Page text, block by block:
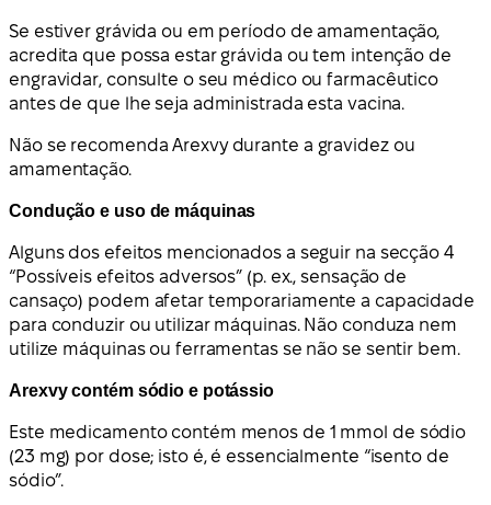
Se estiver grávida ou em período de amamentação,
acredita que possa estar grávida ou tem intenção de
engravidar, consulte o seu médico ou farmacêutico
antes de que lhe seja administrada esta vacina.
Não se recomenda Arexvy durante a gravidez ou
amamentação.
Condução e uso de máquinas
Alguns dos efeitos mencionados a seguir na secção 4
“Possíveis efeitos adversos” (p. ex., sensação de
cansaço) podem afetar temporariamente a capacidade
para conduzir ou utilizar máquinas. Não conduza nem
utilize máquinas ou ferramentas se não se sentir bem.
Arexvy contém sódio e potássio
Este medicamento contém menos de 1 mmol de sódio
(23 mg) por dose; isto é, é essencialmente “isento de
sódio”.